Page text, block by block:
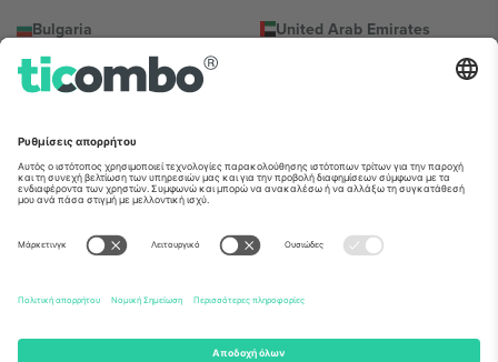
Bulgaria
Regus Sofia City West, bul
Totleben 53-55, 1606 Sofia,
United Arab Emirates
UAE Dubai Silicon Oasis, DDP
Building A1, Office 302, Dubai,
Mexico
Av Chapultepec 360, Roma
Norte, Cuauhtémoc, 06700
Ciudad de México, CDMX,
Mexico
Η νομική οντότητα του παρόχου πλατφόρμας ενδέχεται να
τομέα. Για λεπτομέρειες ανατρέξτε στη σελίδα της συγκεκριμένης